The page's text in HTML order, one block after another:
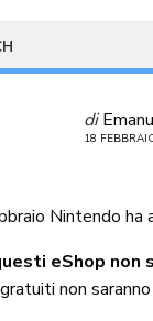
di
18
Nintendo
eShop
non